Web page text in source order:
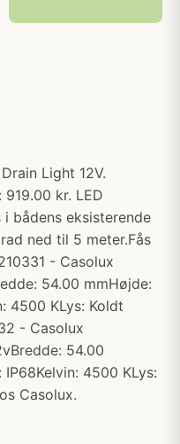
Light 12V.
kr. LED
bådens eksisterende
ned til 5 meter.Fås
- Casolux
54.00 mmHøjde:
4500 KLys: Koldt
- Casolux
54.00
4500 KLys:
Casolux.